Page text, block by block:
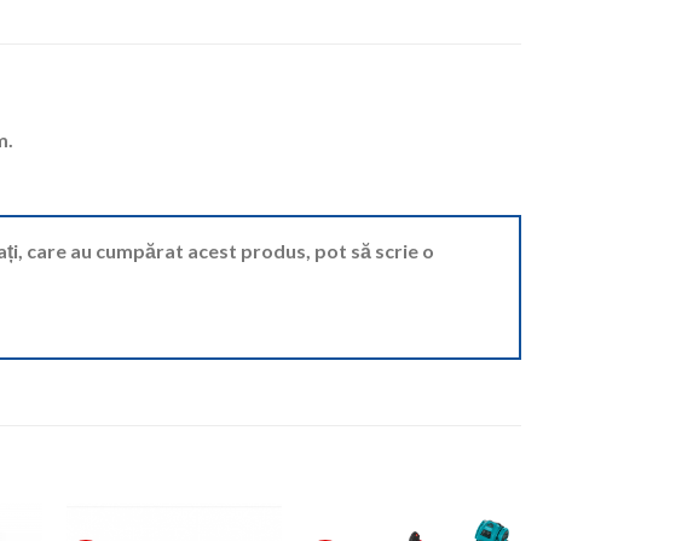
care au cumpărat acest produs, pot să scrie o